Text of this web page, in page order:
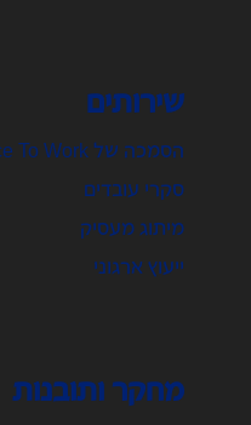
שירותים
הסמכה של Great Place To Work
סקרי עובדים
מיתוג מעסיק
ייעוץ ארגוני
מחקר ותובנות